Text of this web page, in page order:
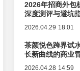
2026年招商外包
深度测评与避坑
2026.04.29 18:01
茶颜悦色跨界试
长新曲线的商业
2026.04.28 14:59